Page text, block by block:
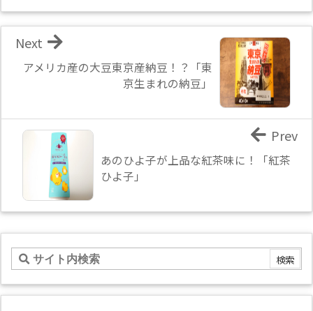
アメリカ産の大豆東京産納豆！？「東
京生まれの納豆」
Next
あのひよ子が上品な紅茶味に！「紅茶
ひよ子」
Prev